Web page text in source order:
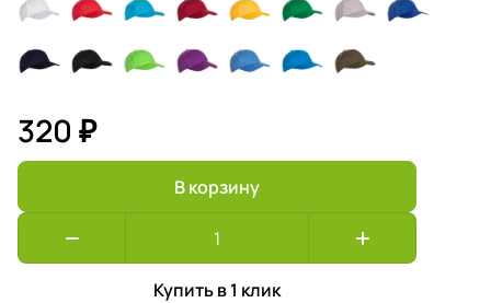
320 ₽
В корзину
Купить в 1 клик